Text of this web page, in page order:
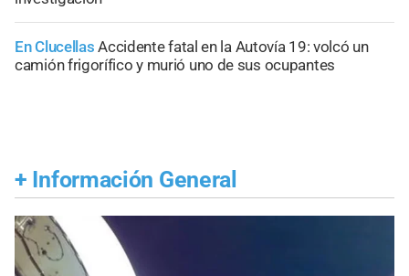
En Clucellas Accidente fatal en la Autovía 19: volcó un
camión frigorífico y murió uno de sus ocupantes
+ Información General